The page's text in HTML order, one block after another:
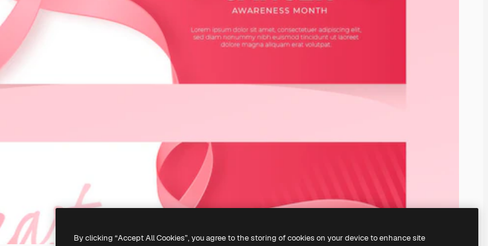
By clicking “Accept All Cookies”, you agree to the storing of cookies on your device to enhance site